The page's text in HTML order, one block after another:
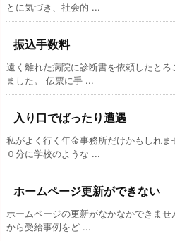
とに気づき、社会的 ...
振込手数料
遠く離れた病院に診断書を依頼したと
ました。 伝票に手 ...
入り口でばったり遭遇
私がよく行く年金事務所だけかもしれま
０分に学校のような ...
ホームページ更新ができない
ホームページの更新がなかなかできま
から受給事例をど ...